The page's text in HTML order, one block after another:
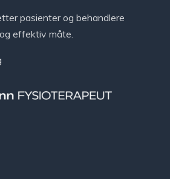
pasienter og behandlere
effektiv måte.